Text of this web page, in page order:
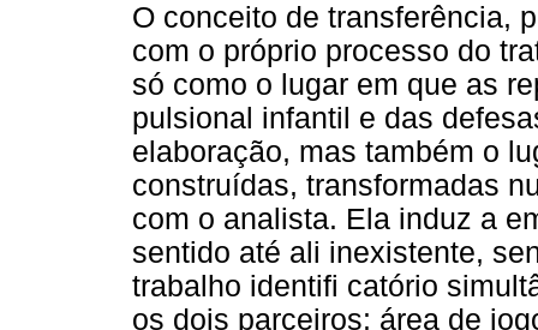
O conceito de transferência,
com o próprio processo do
só como o lugar em que as
pulsional infantil e das
elaboração, mas também o
construídas, transformadas
com o analista. Ela induz a
sentido até ali inexistente,
trabalho identifi catório
os dois parceiros: área de